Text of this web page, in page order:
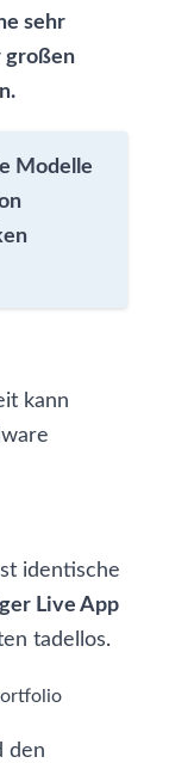
sehr
großen
Modelle
kann
identische
Live App
tadellos.
den